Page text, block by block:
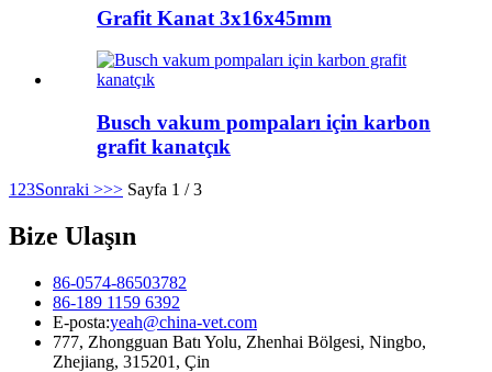
Grafit Kanat 3x16x45mm
Busch vakum pompaları için karbon
grafit kanatçık
1 23Sonraki >>> Sayfa 1 / 3
Bize Ulaşın
86-0574-86503782
86-189 1159 6392
E-posta:yeah@china-vet.com
777, Zhongguan Batı Yolu, Zhenhai Bölgesi, Ningbo,
Zhejiang, 315201, Çin